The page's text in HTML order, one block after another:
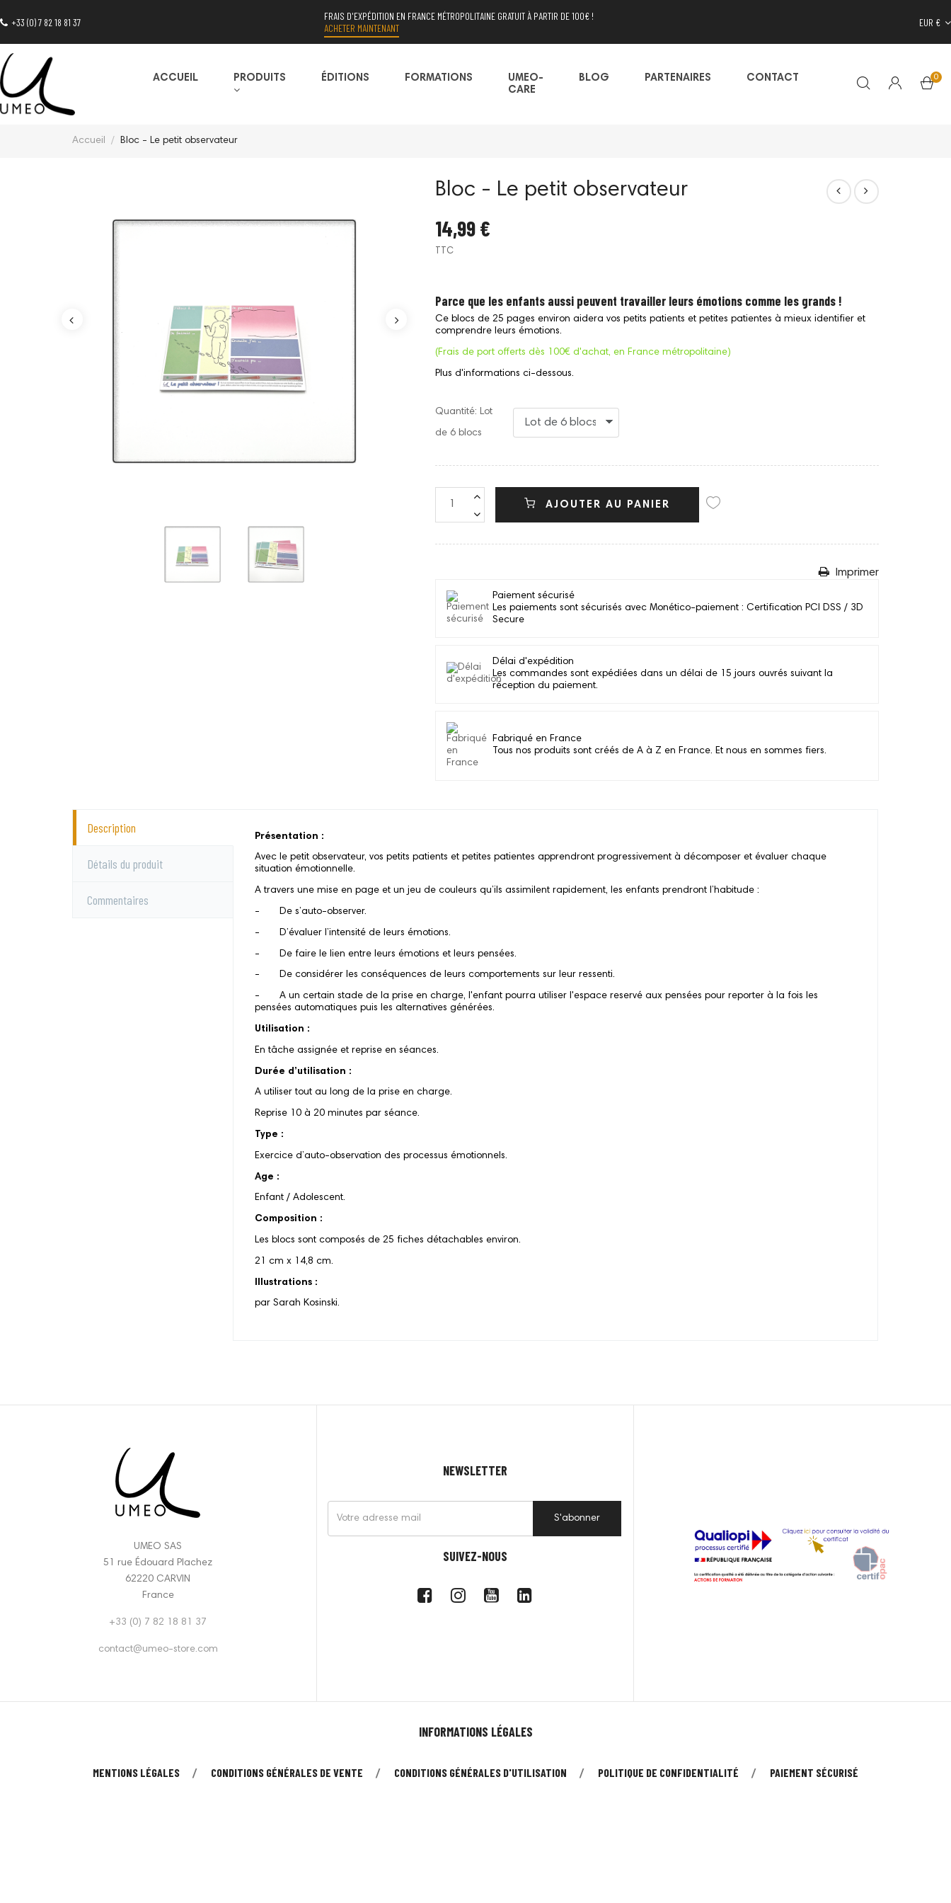
+33 (0) 7 82 18 81 37
FRAIS D'EXPÉDITION EN FRANCE MÉTROPOLITAINE GRATUIT À PARTIR DE 100€ !
ACHETER MAINTENANT
EUR €
ACCUEIL PRODUITS ÉDITIONS FORMATIONS
UMEO-
CARE
BLOG PARTENAIRES CONTACT 0
Accueil Bloc - Le petit observateur
Bloc - Le petit observateur
14,99 €
TTC
Parce que les enfants aussi peuvent travailler leurs émotions comme les grands !
Ce blocs de 25 pages environ aidera vos petits patients et petites patientes à mieux identifier et
comprendre leurs émotions.
(Frais de port offerts dès 100€ d'achat, en France métropolitaine)
Plus d'informations ci-dessous.
Quantité: Lot
de 6 blocs
AJOUTER AU PANIER
Imprimer
Paiement sécurisé
Les paiements sont sécurisés avec Monético-paiement : Certification PCI DSS / 3D
Secure
Délai d'expédition
Les commandes sont expédiées dans un délai de 15 jours ouvrés suivant la
réception du paiement.
Fabriqué en France
Tous nos produits sont créés de A à Z en France. Et nous en sommes fiers.
Description
Détails du produit
Commentaires
Présentation :
Avec le petit observateur, vos petits patients et petites patientes apprendront progressivement à décomposer et évaluer chaque
situation émotionnelle.
A travers une mise en page et un jeu de couleurs qu’ils assimilent rapidement, les enfants prendront l’habitude :
- De s’auto-observer.
- D’évaluer l’intensité de leurs émotions.
- De faire le lien entre leurs émotions et leurs pensées.
- De considérer les conséquences de leurs comportements sur leur ressenti.
- A un certain stade de la prise en charge, l'enfant pourra utiliser l'espace reservé aux pensées pour reporter à la fois les
pensées automatiques puis les alternatives générées.
Utilisation :
En tâche assignée et reprise en séances.
Durée d’utilisation :
A utiliser tout au long de la prise en charge.
Reprise 10 à 20 minutes par séance.
Type :
Exercice d’auto-observation des processus émotionnels.
Age :
Enfant / Adolescent.
Composition :
Les blocs sont composés de 25 fiches détachables environ.
21 cm x 14,8 cm.
Illustrations :
par Sarah Kosinski.
UMEO SAS
51 rue Édouard Plachez
62220 CARVIN
France
+33 (0) 7 82 18 81 37
contact@umeo-store.com
NEWSLETTER
S'abonner
SUIVEZ-NOUS
INFORMATIONS LÉGALES
MENTIONS LÉGALES CONDITIONS GÉNÉRALES DE VENTE CONDITIONS GÉNÉRALES D'UTILISATION POLITIQUE DE CONFIDENTIALITÉ PAIEMENT SÉCURISÉ